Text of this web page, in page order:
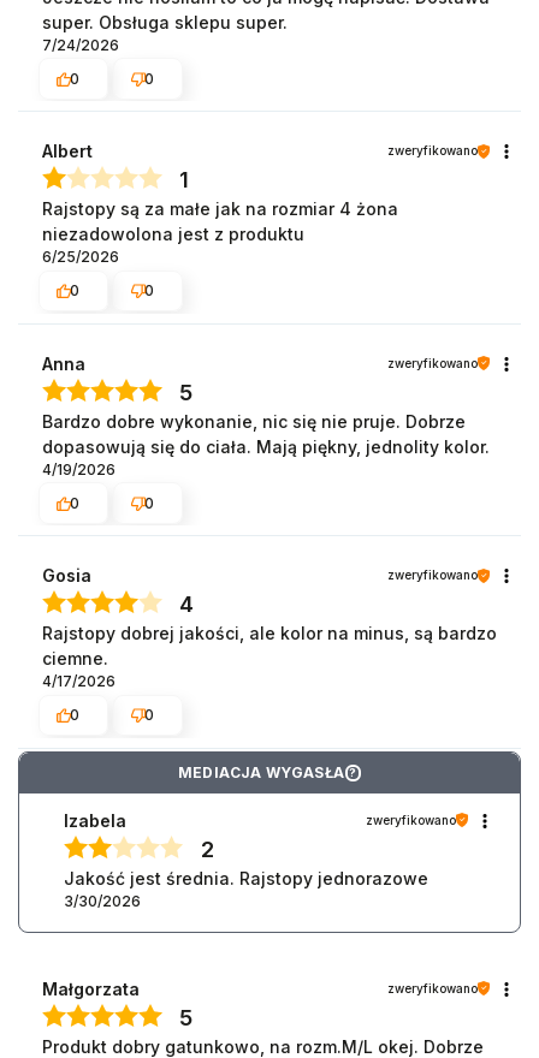
super. Obsługa sklepu super.
7/24/2026
0
0
Albert zweryfikowano
1
Rajstopy są za małe jak na rozmiar 4 żona
niezadowolona jest z produktu
6/25/2026
0
0
Anna zweryfikowano
5
Bardzo dobre wykonanie, nic się nie pruje. Dobrze
dopasowują się do ciała. Mają piękny, jednolity kolor.
4/19/2026
0
0
Gosia zweryfikowano
4
Rajstopy dobrej jakości, ale kolor na minus, są bardzo
ciemne.
4/17/2026
0
0
MEDIACJA WYGASŁA ?
Izabela zweryfikowano
2
Jakość jest średnia. Rajstopy jednorazowe
3/30/2026
Małgorzata zweryfikowano
5
Produkt dobry gatunkowo, na rozm.M/L okej. Dobrze